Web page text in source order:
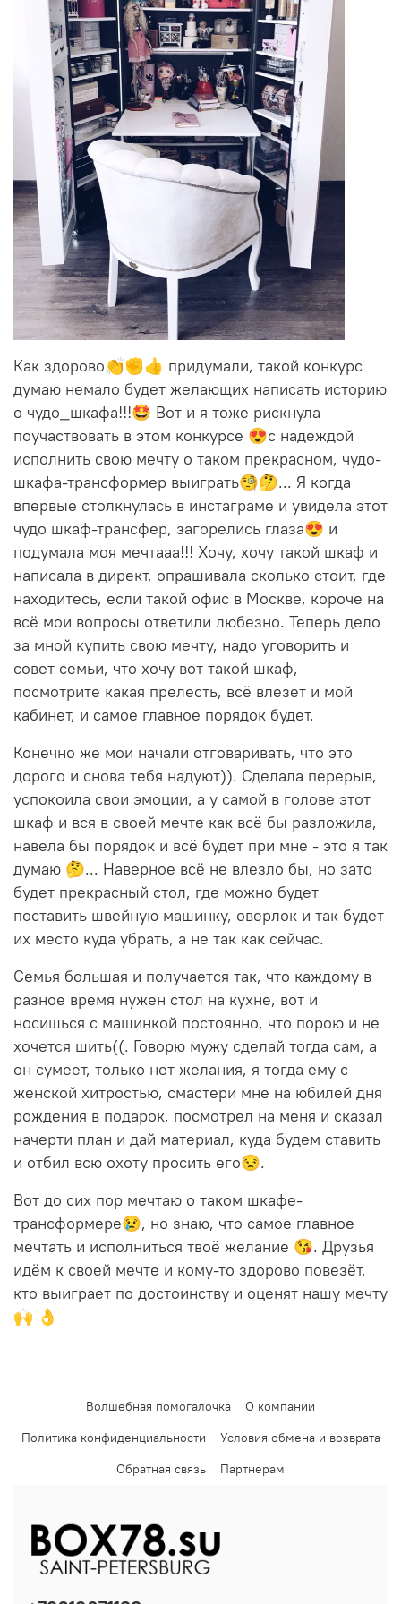
Как здорово👏✊👍 придумали, такой конкурс
думаю немало будет желающих написать историю
о чудо_шкафа!!!🤩 Вот и я тоже рискнула
поучаствовать в этом конкурсе 😍с надеждой
исполнить свою мечту о таком прекрасном, чудо-
шкафа-трансформер выиграть🧐🤔... Я когда
впервые столкнулась в инстаграме и увидела этот
чудо шкаф-трансфер, загорелись глаза😍 и
подумала моя мечтааа!!! Хочу, хочу такой шкаф и
написала в директ, опрашивала сколько стоит, где
находитесь, если такой офис в Москве, короче на
всё мои вопросы ответили любезно. Теперь дело
за мной купить свою мечту, надо уговорить и
совет семьи, что хочу вот такой шкаф,
посмотрите какая прелесть, всё влезет и мой
кабинет, и самое главное порядок будет.
Конечно же мои начали отговаривать, что это
дорого и снова тебя надуют)). Сделала перерыв,
успокоила свои эмоции, а у самой в голове этот
шкаф и вся в своей мечте как всё бы разложила,
навела бы порядок и всё будет при мне - это я так
думаю 🤔... Наверное всё не влезло бы, но зато
будет прекрасный стол, где можно будет
поставить швейную машинку, оверлок и так будет
их место куда убрать, а не так как сейчас.
Семья большая и получается так, что каждому в
разное время нужен стол на кухне, вот и
носишься с машинкой постоянно, что порою и не
хочется шить((. Говорю мужу сделай тогда сам, а
он сумеет, только нет желания, я тогда ему с
женской хитростью, смастери мне на юбилей дня
рождения в подарок, посмотрел на меня и сказал
начерти план и дай материал, куда будем ставить
и отбил всю охоту просить его😒.
Вот до сих пор мечтаю о таком шкафе-
трансформере😢, но знаю, что самое главное
мечтать и исполниться твоё желание 😘. Друзья
идём к своей мечте и кому-то здорово повезёт,
кто выиграет по достоинству и оценят нашу мечту
🙌 👌
Волшебная помогалочка
О компании
Политика конфиденциальности
Условия обмена и возврата
Обратная связь
Партнерам